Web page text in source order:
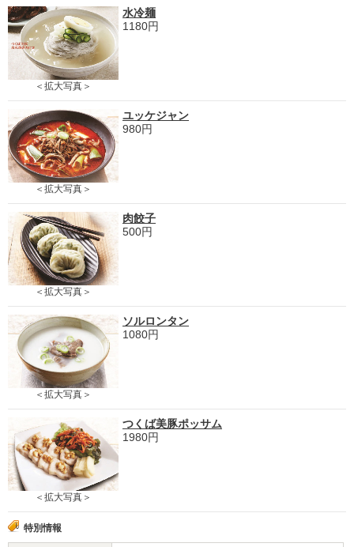
＜拡大写真＞
水冷麺
1180円
＜拡大写真＞
ユッケジャン
980円
＜拡大写真＞
肉餃子
500円
＜拡大写真＞
ソルロンタン
1080円
＜拡大写真＞
つくば美豚ポッサム
1980円
特別情報